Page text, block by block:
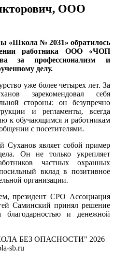
ООО
«Школа № 2031» обратилось
работника ООО «ЧОП
за профессионализм и
делу.
уже более четырех лет. За
зарекомендовал себя
стороны: он безупречно
и регламенты, всегда
к обучающимся и работникам
с посетителями.
Суханов являет собой пример
Он не только укрепляет
частных охранных
вклад в позитивное
организации.
президент СРО Ассоциация
Саминский принял решение
благодарностью и денежной
БЕЗ ОПАСНОСТИ" 2026
sb.ru